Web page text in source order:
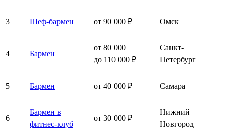
3 Шеф-бармен от 90 000 ₽ Омск
4 Бармен
от 80 000
до 110 000 ₽
Санкт-
Петербург
5 Бармен от 40 000 ₽ Самара
6
Бармен в
фитнес-клуб
от 30 000 ₽
Нижний
Новгород